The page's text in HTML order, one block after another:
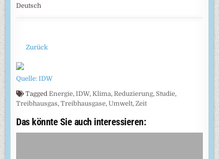
Deutsch
Zurück
Quelle: IDW
TaggedEnergie,IDW,Klima,Reduzierung, Studie,
Treibhausgas,Treibhausgase,Umwelt,Zeit
Das könnte Sie auch interessieren: